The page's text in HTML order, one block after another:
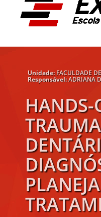
Unidade:FACULDADE
Responsável:ADRIANA
HANDS-